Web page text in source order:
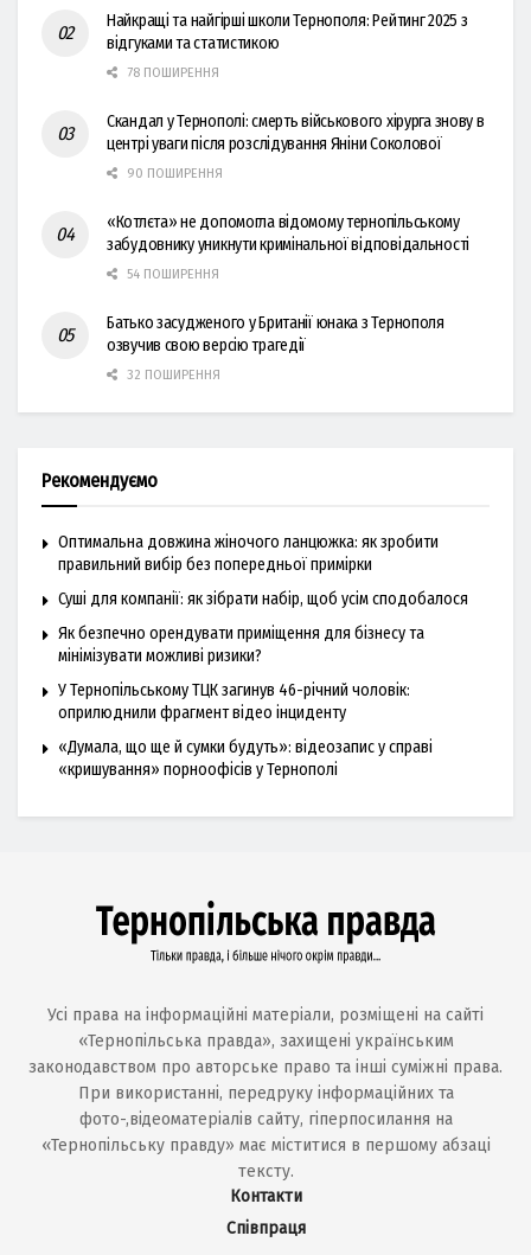
Найкращі та найгірші школи Тернополя: Рейтинг 2025 з
відгуками та статистикою
78 ПОШИРЕННЯ
Скандал у Тернополі: смерть військового хірурга знову в
центрі уваги після розслідування Яніни Соколової
90 ПОШИРЕННЯ
«Котлєта» не допомогла відомому тернопільському
забудовнику уникнути кримінальної відповідальності
54 ПОШИРЕННЯ
Батько засудженого у Британії юнака з Тернополя
озвучив свою версію трагедії
32 ПОШИРЕННЯ
Рекомендуємо
Оптимальна довжина жіночого ланцюжка: як зробити
правильний вибір без попередньої примірки
Суші для компанії: як зібрати набір, щоб усім сподобалося
Як безпечно орендувати приміщення для бізнесу та
мінімізувати можливі ризики?
У Тернопільському ТЦК загинув 46-річний чоловік:
оприлюднили фрагмент відео інциденту
«Думала, що ще й сумки будуть»: відеозапис у справі
«кришування» порноофісів у Тернополі
Усі права на інформаційні матеріали, розміщені на сайті
«Тернопільська правда», захищені українським
законодавством про авторське право та інші суміжні права.
При використанні, передруку інформаційних та
фото-,відеоматеріалів сайту, гіперпосилання на
«Тернопільську правду» має міститися в першому абзаці
тексту.
Контакти
Співпраця